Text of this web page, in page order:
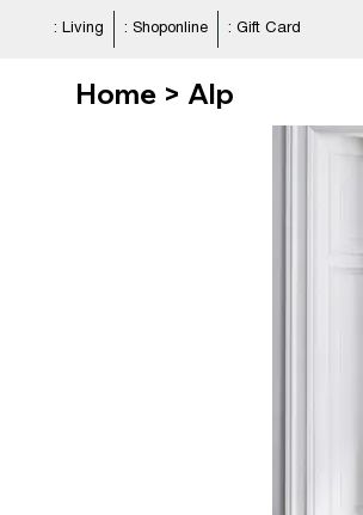
: Living : Shoponline : Gift Card
Home > Alp